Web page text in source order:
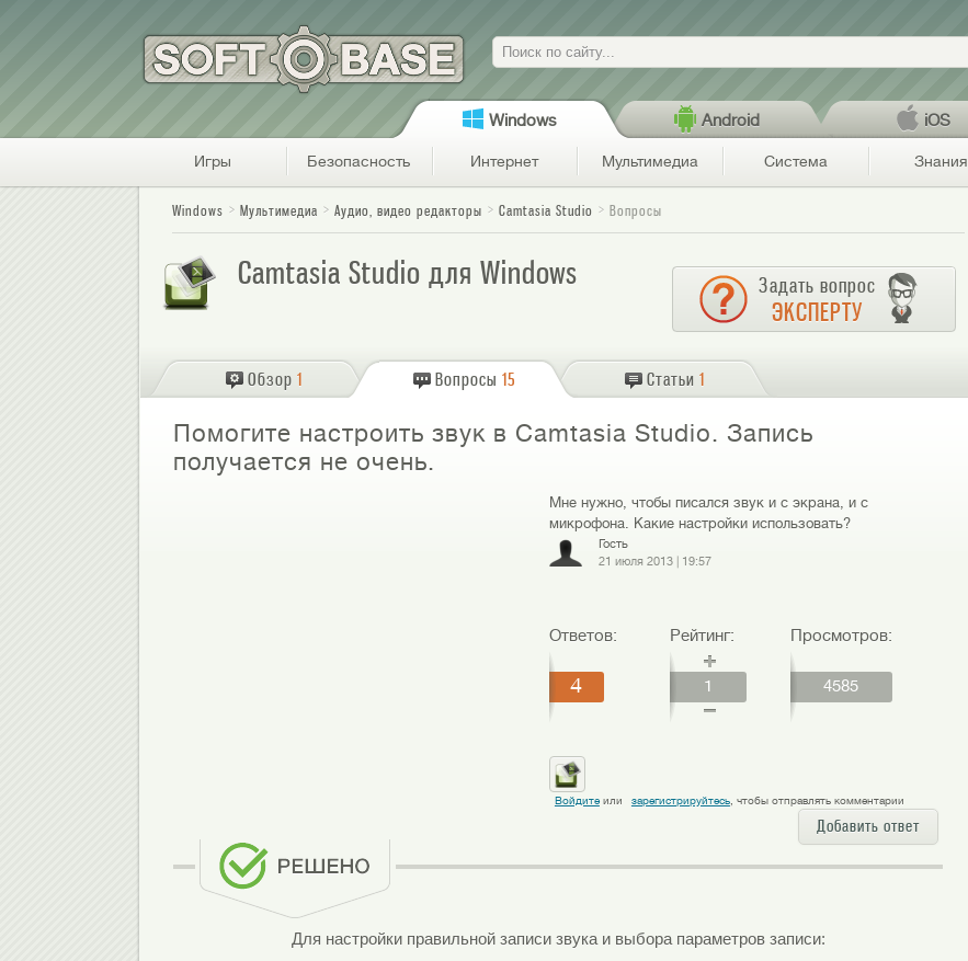
Поиск
Windows Android iOS
Игры Безопасность Интернет Мультимедиа Система Знания
Windows Мультимедиа Аудио, видео редакторы Camtasia Studio Вопросы
Camtasia Studio для Windows Задать вопрос
ЭКСПЕРТУ
Обзор 1 Вопросы 15 Статьи 1
Помогите настроить звук в Camtasia Studio. Запись
получается не очень.
Мне нужно, чтобы писался звук и с экрана, и с
микрофона. Какие настройки использовать?
Гость
21 июля 2013| 19:57
Ответов:
4
Рейтинг:
1
Просмотров:
4585
Войдитеили зарегистрируйтесь, чтобы отправлять комментарии
Добавить ответ
Для настройки правильной записи звука и выбора параметров записи: